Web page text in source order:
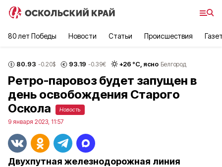
80 лет Победы Новости Статьи Происшествия
80.93 -0.20$ 93.19 -0.39€ +26 °С, ясно Белгород
Ретро-паровоз будет запущен в
день освобождения Старого
Оскола
Новость
9 января 2023, 11:57
Двухпутная железнодорожная линия